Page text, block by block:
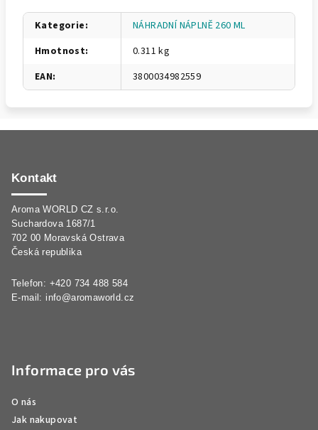
Kategorie:
NÁHRADNÍ NÁPLNĚ 260 ML
Hmotnost:
0.311 kg
EAN: 3800034982559
Kontakt
Aroma WORLD CZ s.r.o.
Suchardova 1687/1
702 00 Moravská Ostrava
Česká republika
Telefon: +420 734 488 584
E-mail: info@aromaworld.cz
Informace pro vás
O nás
Jak nakupovat